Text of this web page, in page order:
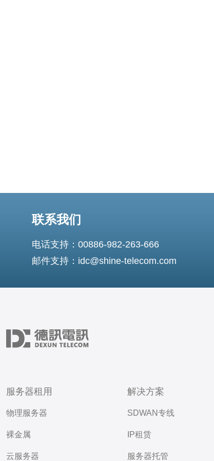
联系我们
电话支持：00886-982-263-666
邮件支持：idc@shine-telecom.com
服务器租用
物理服务器
裸金属
云服务器
解决方案
SDWAN专线
IP租赁
服务器托管